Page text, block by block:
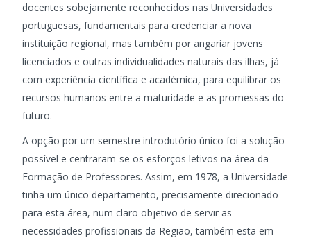
docentes sobejamente reconhecidos nas Universidades
portuguesas, fundamentais para credenciar a nova
instituição regional, mas também por angariar jovens
licenciados e outras individualidades naturais das ilhas, já
com experiência científica e académica, para equilibrar os
recursos humanos entre a maturidade e as promessas do
futuro.
A opção por um semestre introdutório único foi a solução
possível e centraram-se os esforços letivos na área da
Formação de Professores. Assim, em 1978, a Universidade
tinha um único departamento, precisamente direcionado
para esta área, num claro objetivo de servir as
necessidades profissionais da Região, também esta em